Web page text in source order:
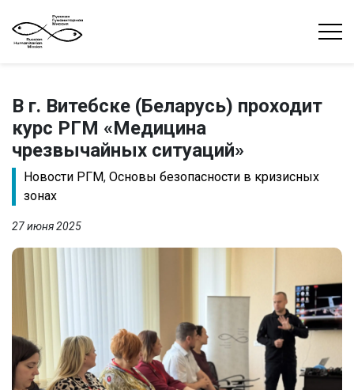
В г. Витебске (Беларусь) проходит
курс РГМ «Медицина
чрезвычайных ситуаций»
Новости РГМ, Основы безопасности в кризисных
зонах
27 июня 2025